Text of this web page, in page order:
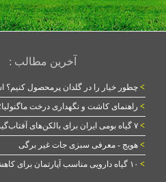
آخرین مطالب :
> چطور خیار را در گلدان پرمحصول کنیم؟
> راهنمای کاشت و نگهداری درخت
> ۷ گیاه بومی ایران برای بالکن‌های آفتاب‌گیر؛ کم‌توقع و مقاوم
> هویج - معرفی سبزی جات غیر برگی
> ۱۰ گیاه دارویی مناسب آپارتمان برای کاهش استرس و بهبود خواب